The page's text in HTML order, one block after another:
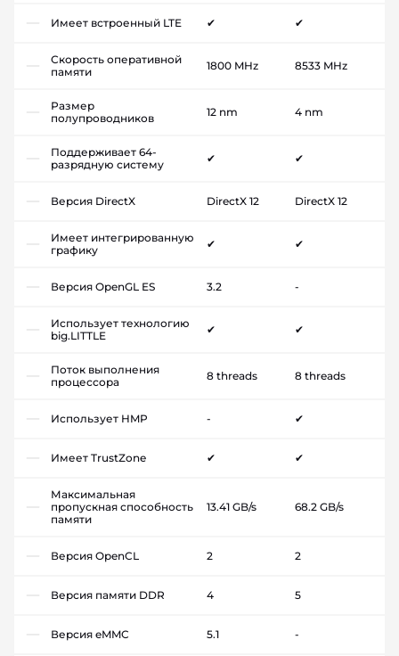
Имеет встроенный LTE ✔ ✔
Скорость оперативной
памяти
1800 MHz 8533 MHz
Размер
полупроводников
12 nm 4 nm
Поддерживает 64-
разрядную систему
✔ ✔
Версия DirectX DirectX 12 DirectX 12
Имеет интегрированную
графику
✔ ✔
Версия OpenGL ES 3.2 -
Использует технологию
big.LITTLE
✔ ✔
Поток выполнения
процессора
8 threads 8 threads
Использует HMP - ✔
Имеет TrustZone ✔ ✔
Максимальная
пропускная способность
памяти
13.41 GB/s 68.2 GB/s
Версия OpenCL 2 2
Версия памяти DDR 4 5
Версия eMMC 5.1 -